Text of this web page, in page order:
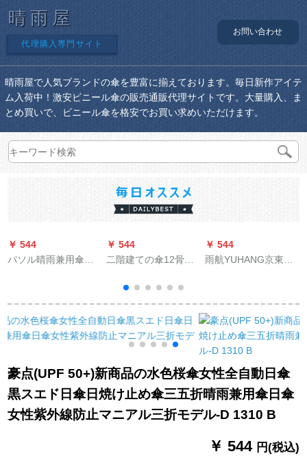
晴雨屋
代理購入専門サイト
お問い合わせ
晴雨屋で人気ブランドの傘を豊富に揃えております。毎日新作アイテ
ム入荷中！激安ビニール傘の販売通販代理サイトです。大量購入、ま
とめ買いで、ビニール傘を格安でお買い求めいただけます。
￥ 544
パソル晴雨兼用傘三
す。二人の傘を振る
ってください。经典
ビジネ伞3311 Eが5つ
￥ 544
二階建ての傘12骨全
性三つ折りの傘1.26
m折りたたみの日傘
に女性の黒いゴム晴
雨兼用傘511オーダメ
ールLOGO純青十二
骨補強風1.26 m雨日
よ（2-3人）
￥ 544
雨航YUHANG京東自
ンググリップパソル
YS 251-110七色を上
げます。
豪点(UPF 50+)新商品の水色桜傘女性全自動日傘
黒スエド日傘日焼け止め傘三五折晴雨兼用傘日傘
女性紫外線防止マニアル三折モデル-D 1310 B
￥ 544 円(税込)